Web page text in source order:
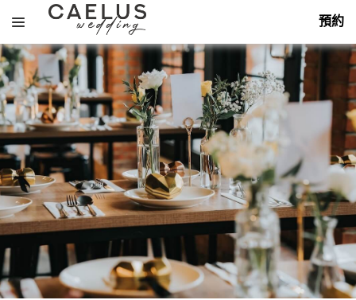
主
要
內
容
預約
搜
尋
鍵
字:
About
Services
Themes
飯店婚禮 Hotel
Portfolio